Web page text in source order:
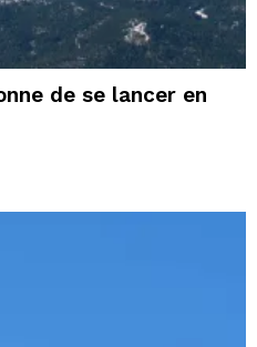
de se lancer en